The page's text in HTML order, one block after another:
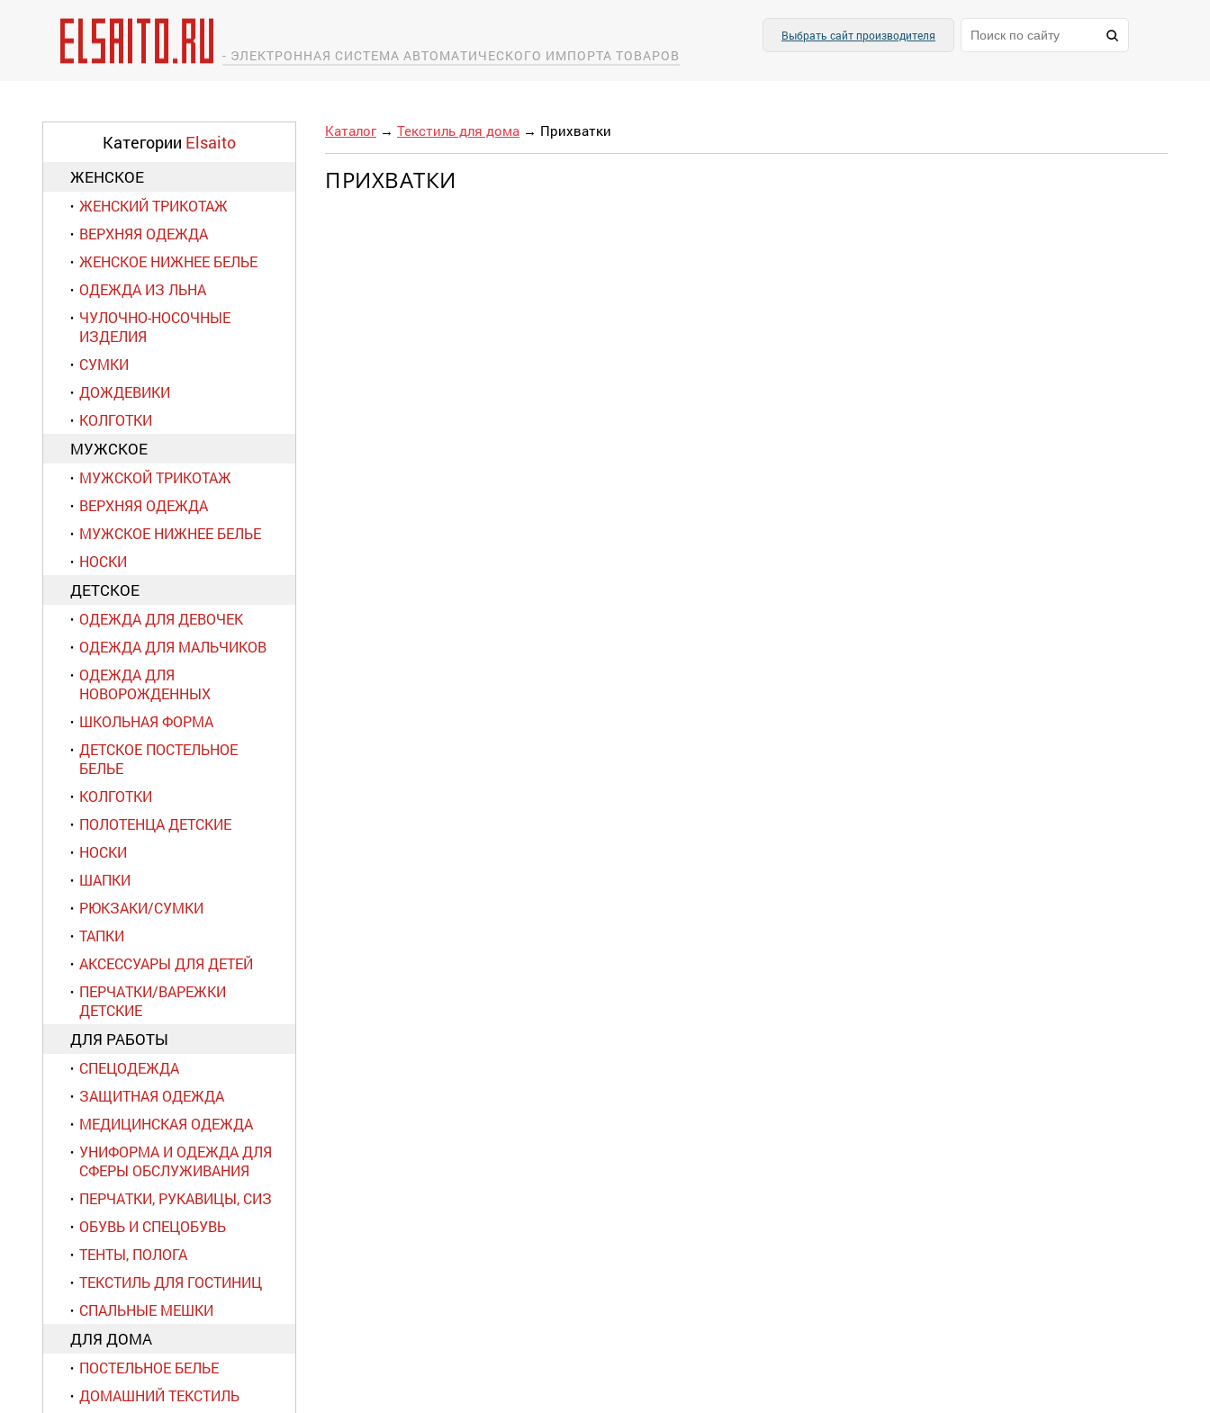
- ЭЛЕКТРОННАЯ СИСТЕМА АВТОМАТИЧЕСКОГО ИМПОРТА ТОВАРОВ
Выбрать сайт производителя
Категории Elsaito
ЖЕНСКОЕ
ЖЕНСКИЙ ТРИКОТАЖ
ВЕРХНЯЯ ОДЕЖДА
ЖЕНСКОЕ НИЖНЕЕ БЕЛЬЕ
ОДЕЖДА ИЗ ЛЬНА
ЧУЛОЧНО-НОСОЧНЫЕ
ИЗДЕЛИЯ
СУМКИ
ДОЖДЕВИКИ
КОЛГОТКИ
МУЖСКОЕ
МУЖСКОЙ ТРИКОТАЖ
ВЕРХНЯЯ ОДЕЖДА
МУЖСКОЕ НИЖНЕЕ БЕЛЬЕ
НОСКИ
ДЕТСКОЕ
ОДЕЖДА ДЛЯ ДЕВОЧЕК
ОДЕЖДА ДЛЯ МАЛЬЧИКОВ
ОДЕЖДА ДЛЯ
НОВОРОЖДЕННЫХ
ШКОЛЬНАЯ ФОРМА
ДЕТСКОЕ ПОСТЕЛЬНОЕ
БЕЛЬЕ
КОЛГОТКИ
ПОЛОТЕНЦА ДЕТСКИЕ
НОСКИ
ШАПКИ
РЮКЗАКИ/СУМКИ
ТАПКИ
АКСЕССУАРЫ ДЛЯ ДЕТЕЙ
ПЕРЧАТКИ/ВАРЕЖКИ
ДЕТСКИЕ
ДЛЯ РАБОТЫ
СПЕЦОДЕЖДА
ЗАЩИТНАЯ ОДЕЖДА
МЕДИЦИНСКАЯ ОДЕЖДА
УНИФОРМА И ОДЕЖДА ДЛЯ
СФЕРЫ ОБСЛУЖИВАНИЯ
ПЕРЧАТКИ, РУКАВИЦЫ, СИЗ
ОБУВЬ И СПЕЦОБУВЬ
ТЕНТЫ, ПОЛОГА
ТЕКСТИЛЬ ДЛЯ ГОСТИНИЦ
СПАЛЬНЫЕ МЕШКИ
ДЛЯ ДОМА
ПОСТЕЛЬНОЕ БЕЛЬЕ
ДОМАШНИЙ ТЕКСТИЛЬ
Каталог → Текстиль для дома → Прихватки
ПРИХВАТКИ